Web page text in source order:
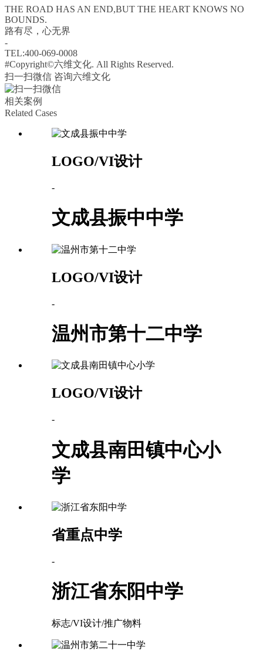
THE ROAD HAS AN END,BUT THE HEART KNOWS NO
BOUNDS.
路有尽，心无界
-
TEL:400-069-0008
#Copyright©六维文化. All Rights Reserved.
扫一扫微信 咨询六维文化
相关案例
Related Cases
LOGO/VI设计
-
文成县振中中学
LOGO/VI设计
-
温州市第十二中学
LOGO/VI设计
-
文成县南田镇中心小
学
省重点中学
-
浙江省东阳中学
标志/VI设计/推广物料